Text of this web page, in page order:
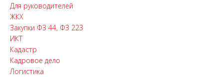
Для руководителей
ЖКХ
Закупки ФЗ 44, ФЗ 223
ИКТ
Кадастр
Кадровое дело
Логистика